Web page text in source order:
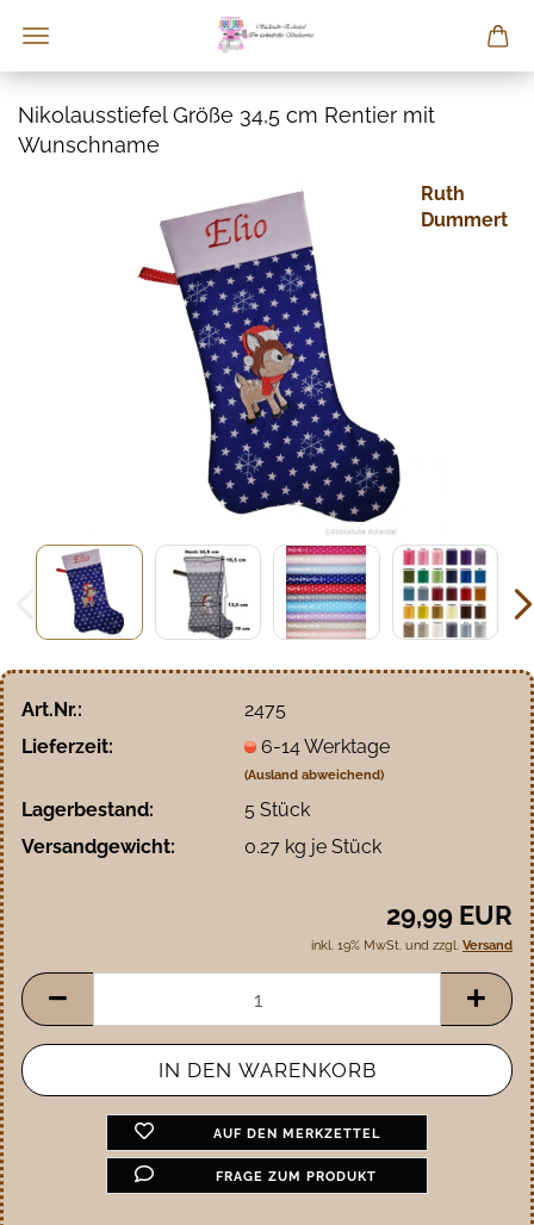
Nikolausstiefel Größe 34,5 cm Rentier mit
Wunschname
Ruth
Dummert
Art.Nr.:
2475
Lieferzeit:
6-14 Werktage
(Ausland abweichend)
Lagerbestand: 5 Stück
Versandgewicht:
0.27kg je Stück
29,99 EUR
inkl. 19% MwSt. und zzgl. Versand
AUF DEN MERKZETTEL
FRAGE ZUM PRODUKT